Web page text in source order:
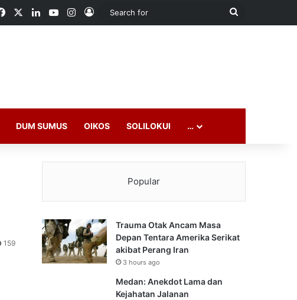
FacebookLinkedInYouTubeInstagram
Log In
Search
DUM SUMUS OIKOS SOLILOKUI …
159
Popular
Trauma Otak Ancam Masa
Depan Tentara Amerika Serikat
akibat Perang Iran
3 hours ago
Medan: Anekdot Lama dan
Kejahatan Jalanan